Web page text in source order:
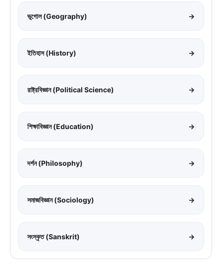
ভূগোল (Geography) →
ইতিহাস (History) →
রাষ্ট্রবিজ্ঞান (Political Science) →
শিক্ষাবিজ্ঞান (Education) →
দর্শন (Philosophy) →
সমাজবিজ্ঞান (Sociology) →
সংস্কৃত (Sanskrit) →